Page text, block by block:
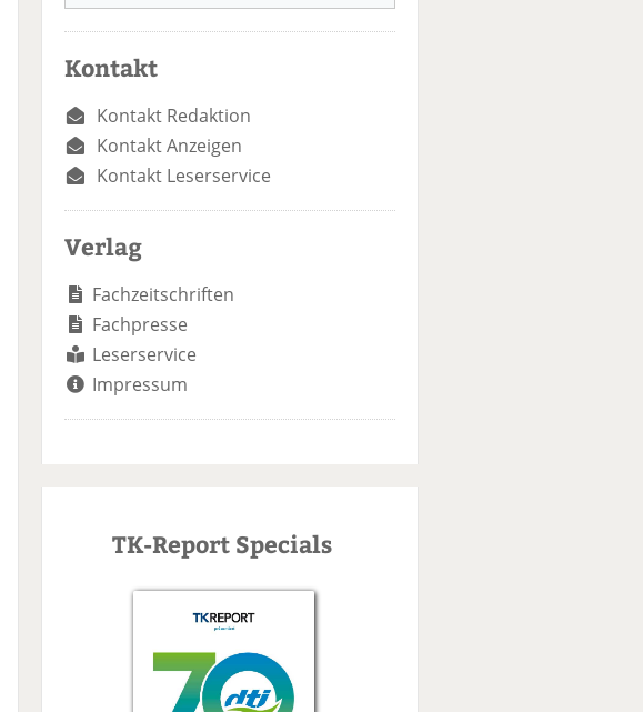
Kontakt
Kontakt Redaktion
Kontakt Anzeigen
Kontakt Leserservice
Verlag
Fachzeitschriften
Fachpresse
Leserservice
Impressum
TK-Report Specials